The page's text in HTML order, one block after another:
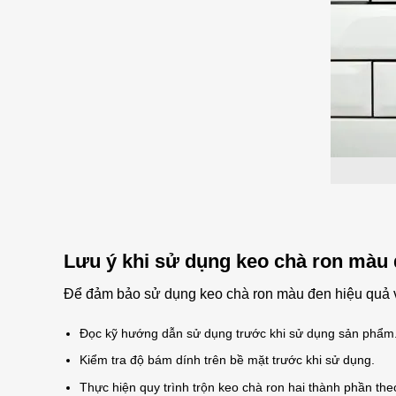
Lưu ý khi sử dụng keo chà ron màu
Để đảm bảo sử dụng keo chà ron màu đen hiệu
Đọc kỹ hướng dẫn sử dụng trước khi sử dụng sản
Kiểm tra độ bám dính trên bề mặt trước khi sử dụng.
Thực hiện quy trình trộn keo chà ron hai thành phần